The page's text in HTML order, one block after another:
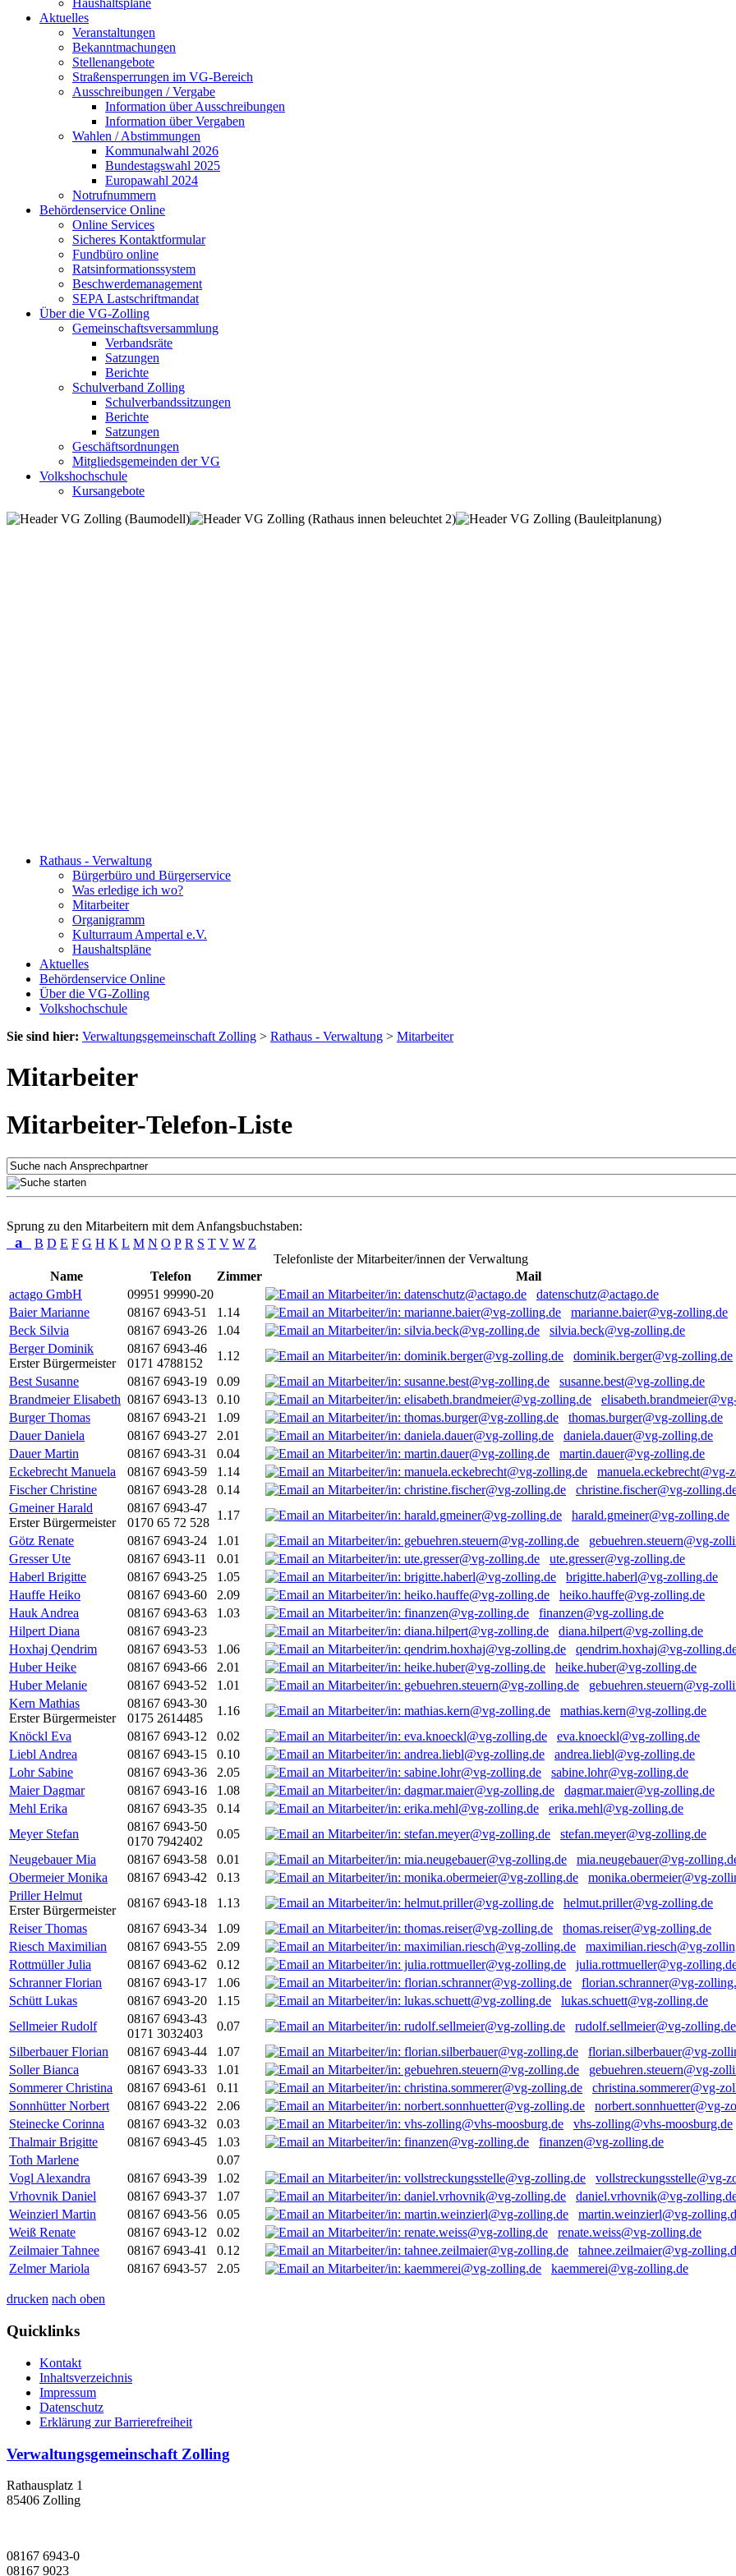
Haushaltspläne
Aktuelles
Veranstaltungen
Bekanntmachungen
Stellenangebote
Straßensperrungen im VG-Bereich
Ausschreibungen / Vergabe
Information über Ausschreibungen
Information über Vergaben
Wahlen / Abstimmungen
Kommunalwahl 2026
Bundestagswahl 2025
Europawahl 2024
Notrufnummern
Behördenservice Online
Online Services
Sicheres Kontaktformular
Fundbüro online
Ratsinformationssystem
Beschwerdemanagement
SEPA Lastschriftmandat
Über die VG-Zolling
Gemeinschaftsversammlung
Verbandsräte
Satzungen
Berichte
Schulverband Zolling
Schulverbandssitzungen
Berichte
Satzungen
Geschäftsordnungen
Mitgliedsgemeinden der VG
Volkshochschule
Kursangebote
Rathaus - Verwaltung
Bürgerbüro und Bürgerservice
Was erledige ich wo?
Mitarbeiter
Organigramm
Kulturraum Ampertal e.V.
Haushaltspläne
Aktuelles
Behördenservice Online
Über die VG-Zolling
Volkshochschule
Sie sind hier: Verwaltungsgemeinschaft Zolling > Rathaus - Verwaltung > Mitarbeiter
Mitarbeiter
Mitarbeiter-Telefon-Liste
Sprung zu den Mitarbeitern mit dem Anfangsbuchstaben:
a B D E F G H K L M N O P R S T V W Z
Telefonliste der Mitarbeiter/innen der Verwaltung
Name
Telefon Zimmer
Mail
actago GmbH
09951 99990-20
datenschutz@actago.de
Baier Marianne
08167 6943-51 1.14
marianne.baier@vg-zolling.de
Beck Silvia
08167 6943-26 1.04
silvia.beck@vg-zolling.de
Berger Dominik
Erster Bürgermeister
08167 6943-46
0171 4788152
1.12
dominik.berger@vg-zolling.de
Best Susanne
08167 6943-19 0.09
susanne.best@vg-zolling.de
Brandmeier Elisabeth 08167 6943-13 0.10
Burger Thomas
08167 6943-21 1.09
thomas.burger@vg-zolling.de
Dauer Daniela
08167 6943-27 2.01
daniela.dauer@vg-zolling.de
Dauer Martin
08167 6943-31 0.04
martin.dauer@vg-zolling.de
Eckebrecht Manuela
08167 6943-59 1.14
manuela.eckebrecht@vg-
Fischer Christine
08167 6943-28 0.14
christine.fischer@vg-
Gmeiner Harald
Erster Bürgermeister
08167 6943-47
0170 65 72 528
1.17
harald.gmeiner@vg-zolling.de
Götz Renate
08167 6943-24 1.01
gebuehren.steuern@vg-
Gresser Ute
08167 6943-11 0.01
ute.gresser@vg-zolling.de
Haberl Brigitte
08167 6943-25 1.05
brigitte.haberl@vg-zolling.de
Hauffe Heiko
08167 6943-60 2.09
heiko.hauffe@vg-zolling.de
Hauk Andrea
08167 6943-63 1.03
finanzen@vg-zolling.de
Hilpert Diana
08167 6943-23
diana.hilpert@vg-zolling.de
Hoxhaj Qendrim
08167 6943-53 1.06
qendrim.hoxhaj@vg-
Huber Heike
08167 6943-66 2.01
heike.huber@vg-zolling.de
Huber Melanie
08167 6943-52 1.01
gebuehren.steuern@vg-
Kern Mathias
Erster Bürgermeister
08167 6943-30
0175 2614485
1.16
mathias.kern@vg-zolling.de
Knöckl Eva
08167 6943-12 0.02
eva.knoeckl@vg-zolling.de
Liebl Andrea
08167 6943-15 0.10
andrea.liebl@vg-zolling.de
Lohr Sabine
08167 6943-36 2.05
sabine.lohr@vg-zolling.de
Maier Dagmar
08167 6943-16 1.08
dagmar.maier@vg-zolling.de
Mehl Erika
08167 6943-35 0.14
erika.mehl@vg-zolling.de
Meyer Stefan
08167 6943-50
0170 7942402
0.05
stefan.meyer@vg-zolling.de
Neugebauer Mia
08167 6943-58 0.01
mia.neugebauer@vg-
Obermeier Monika
08167 6943-42 0.13
monika.obermeier@vg-
Priller Helmut
Erster Bürgermeister
08167 6943-18 1.13
helmut.priller@vg-zolling.de
Reiser Thomas
08167 6943-34 1.09
thomas.reiser@vg-zolling.de
Riesch Maximilian
08167 6943-55 2.09
maximilian.riesch@vg-
Rottmüller Julia
08167 6943-62 0.12
julia.rottmueller@vg-
Schranner Florian
08167 6943-17 1.06
florian.schranner@vg-
Schütt Lukas
08167 6943-20 1.15
lukas.schuett@vg-zolling.de
Sellmeier Rudolf
08167 6943-43
0171 3032403
0.07
rudolf.sellmeier@vg-zolling.de
Silberbauer Florian
08167 6943-44 1.07
florian.silberbauer@vg-
Soller Bianca
08167 6943-33 1.01
gebuehren.steuern@vg-
Sommerer Christina
08167 6943-61 0.11
christina.sommerer@vg-
Sonnhütter Norbert
08167 6943-22 2.06
norbert.sonnhuetter@vg-
Steinecke Corinna
08167 6943-32 0.03
vhs-zolling@vhs-moosburg.de
Thalmair Brigitte
08167 6943-45 1.03
finanzen@vg-zolling.de
Toth Marlene
0.07
Vogl Alexandra
08167 6943-39 1.02
vollstreckungsstelle@vg-
Vrhovnik Daniel
08167 6943-37 1.07
daniel.vrhovnik@vg-
Weinzierl Martin
08167 6943-56 0.05
martin.weinzierl@vg-
Weiß Renate
08167 6943-12 0.02
renate.weiss@vg-zolling.de
Zeilmaier Tahnee
08167 6943-41 0.12
tahnee.zeilmaier@vg-
Zelmer Mariola
08167 6943-57 2.05 kaemmerei@vg-zolling.de
drucken nach oben
Quicklinks
Kontakt
Inhaltsverzeichnis
Impressum
Datenschutz
Erklärung zur Barrierefreiheit
Verwaltungsgemeinschaft Zolling
Rathausplatz 1
85406 Zolling
08167 6943-0
08167 9023